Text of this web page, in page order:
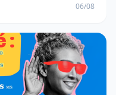
06/08